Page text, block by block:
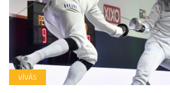
VÍVÁS